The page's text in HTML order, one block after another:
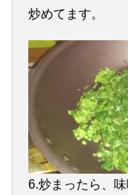
炒めてます。
6.炒まったら、味